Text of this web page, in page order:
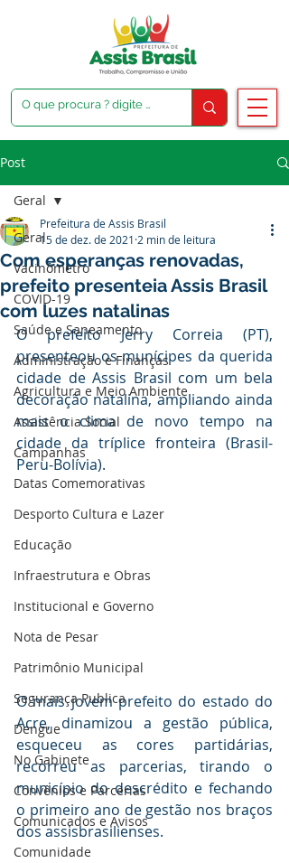
Post
Geral
Vacinômetro
COVID-19
Saúde e Saneamento
Administração e Finanças
Agricultura e Meio Ambiente
Assistência Social
Campanhas
Datas Comemorativas
Desporto Cultura e Lazer
Educação
Infraestrutura e Obras
Institucional e Governo
Nota de Pesar
Patrimônio Municipal
Segurança Publica
Dengue
No Gabinete
Convênios e Parcerias
Comunicados e Avisos
Comunidade
Geral
Com esperanças renovadas,
prefeito presenteia Assis Brasil
com luzes natalinas
Prefeitura de Assis Brasil
15 de dez. de 2021 2 min de leitura
O prefeito Jerry Correia (PT),
presenteou os munícipes da querida
cidade de Assis Brasil com um bela
decoração natalina, ampliando ainda
mais o clima de novo tempo na
cidade da tríplice fronteira (Brasil-
Peru-Bolívia).
O mais jovem prefeito do estado do
Acre, dinamizou a gestão pública,
esqueceu as cores partidárias,
recorreu as parcerias, tirando o
município do descrédito e fechando
o primeiro ano de gestão nos braços
dos assisbrasilienses.